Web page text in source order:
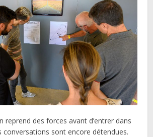
reprend des forces avant d’entrer dans
conversations sont encore détendues.